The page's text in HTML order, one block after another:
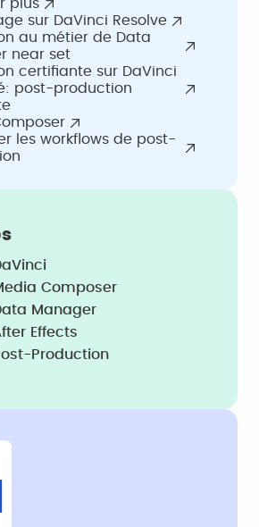
plus
sur DaVinci Resolve
au métier de Data
near set
certifiante sur DaVinci
post-production
les workflows de post-
Composer
Manager
Effects
Production